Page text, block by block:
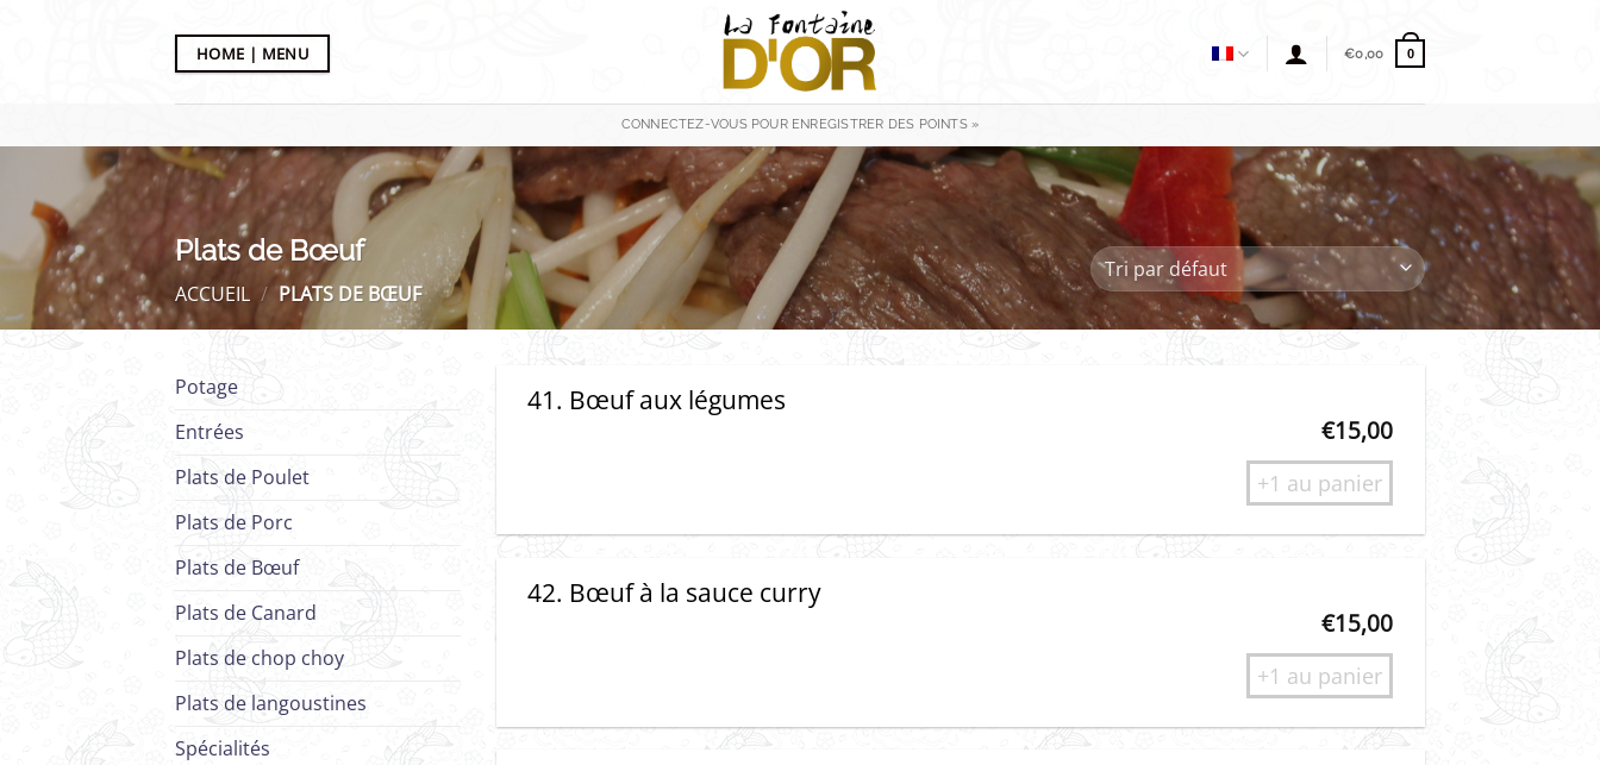
HOME | MENU €0,00 0
CONNECTEZ-VOUS POUR ENREGISTRER DES POINTS »
Plats de Bœuf
ACCUEIL / PLATS DE BŒUF
Potage
Entrées
Plats de Poulet
Plats de Porc
Plats de Bœuf
Plats de Canard
Plats de chop choy
Plats de langoustines
Spécialités
41. Bœuf aux légumes
€15,00
+1 au panier
42. Bœuf à la sauce curry
€15,00
+1 au panier